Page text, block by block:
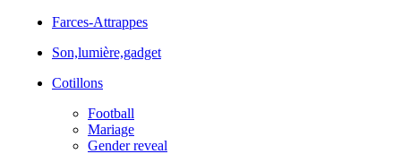
Farces-Attrappes
Son,lumière,gadget
Cotillons
Football
Mariage
Gender reveal